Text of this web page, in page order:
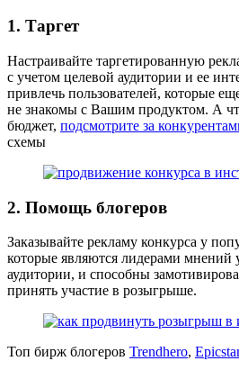
1. Таргет
Настраивайте таргетированную
с учетом целевой аудитории и ее
привлечь пользователей, которые
не знакомы с Вашим продуктом. А
бюджет, подсмотрите за
схемы
2. Помощь блогеров
Заказывайте рекламу конкурса у
которые являются лидерами мнений
аудитории, и способны
принять участие в розыгрыше.
Топ бирж блогеров Trendhero,